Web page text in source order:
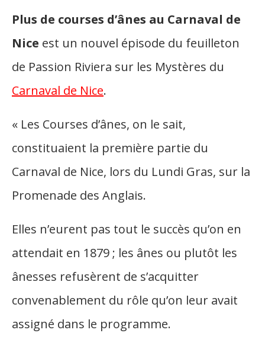
Plus de courses d’ânes au Carnaval de
Nice est un nouvel épisode du feuilleton
de Passion Riviera sur les Mystères du
Carnaval de Nice.
« Les Courses d’ânes, on le sait,
constituaient la première partie du
Carnaval de Nice, lors du Lundi Gras, sur la
Promenade des Anglais.
Elles n’eurent pas tout le succès qu’on en
attendait en 1879 ; les ânes ou plutôt les
ânesses refusèrent de s’acquitter
convenablement du rôle qu’on leur avait
assigné dans le programme.